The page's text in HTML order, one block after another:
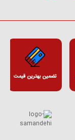
تضمین بهترین قیمت